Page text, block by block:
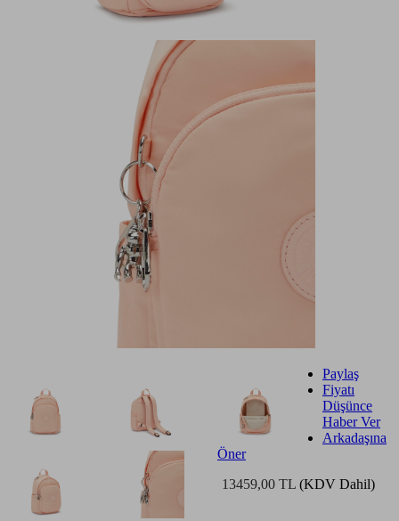
Paylaş
Fiyatı
Düşünce
Haber Ver
Arkadaşına
Öner
13459,00 TL (KDV Dahil)